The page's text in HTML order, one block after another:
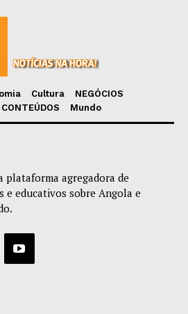
Cultura
NEGÓCIOS
Mundo
plataforma agregadora de
educativos sobre Angola e